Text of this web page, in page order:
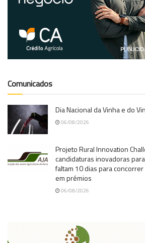
Comunicados
Dia Nacional da Vinha e do
06/08/2026
Projeto Rural Innovation
candidaturas inovadoras
faltam 10 dias para
em prémios
06/08/2026